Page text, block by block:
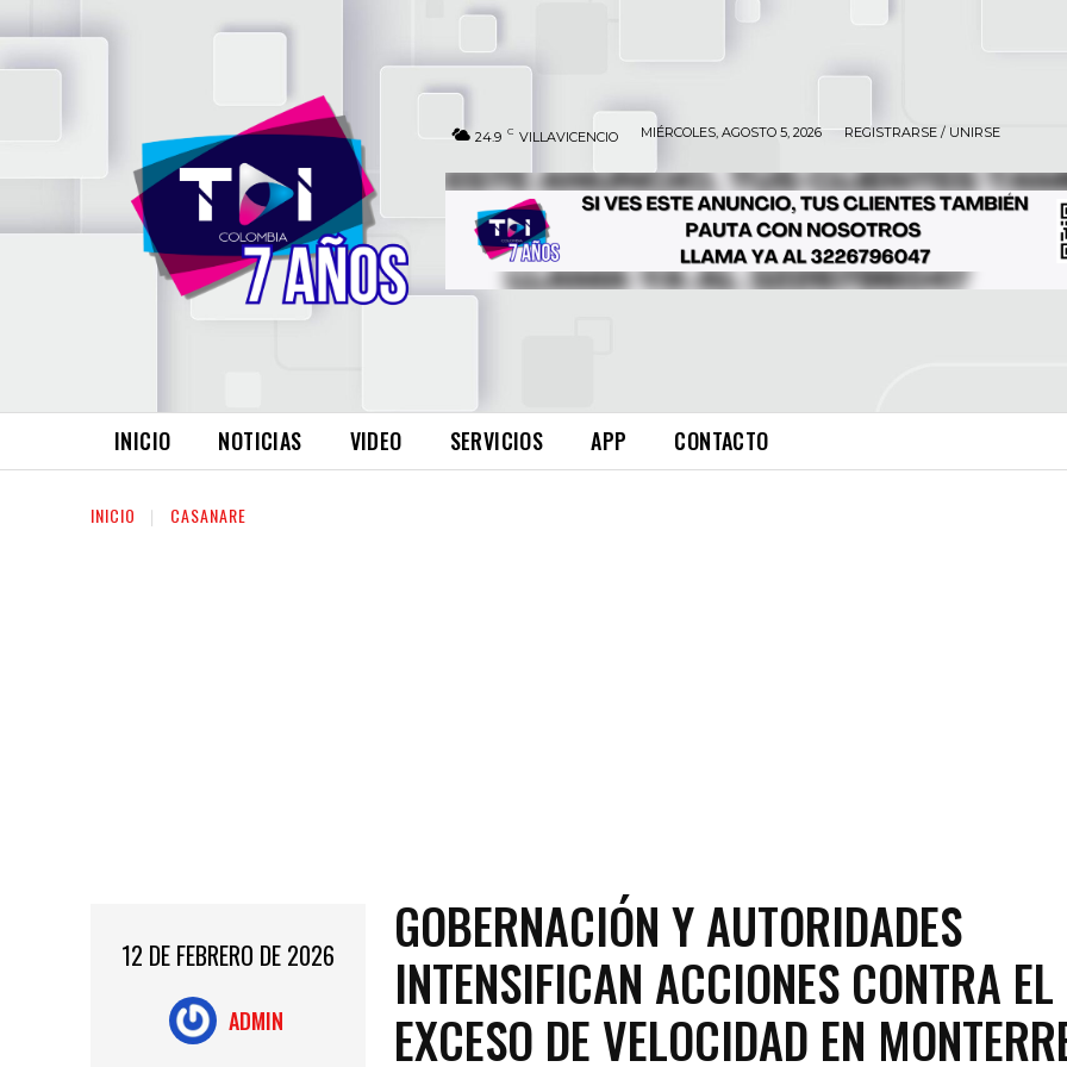
24.9 C VILLAVICENCIO MIÉRCOLES, AGOSTO 5, 2026 REGISTRARSE / UNIRSE
INICIO NOTICIAS VIDEO SERVICIOS APP CONTACTO
INICIO CASANARE
12 DE FEBRERO DE 2026
ADMIN
GOBERNACIÓN Y AUTORIDADES
INTENSIFICAN ACCIONES CONTRA EL
EXCESO DE VELOCIDAD EN